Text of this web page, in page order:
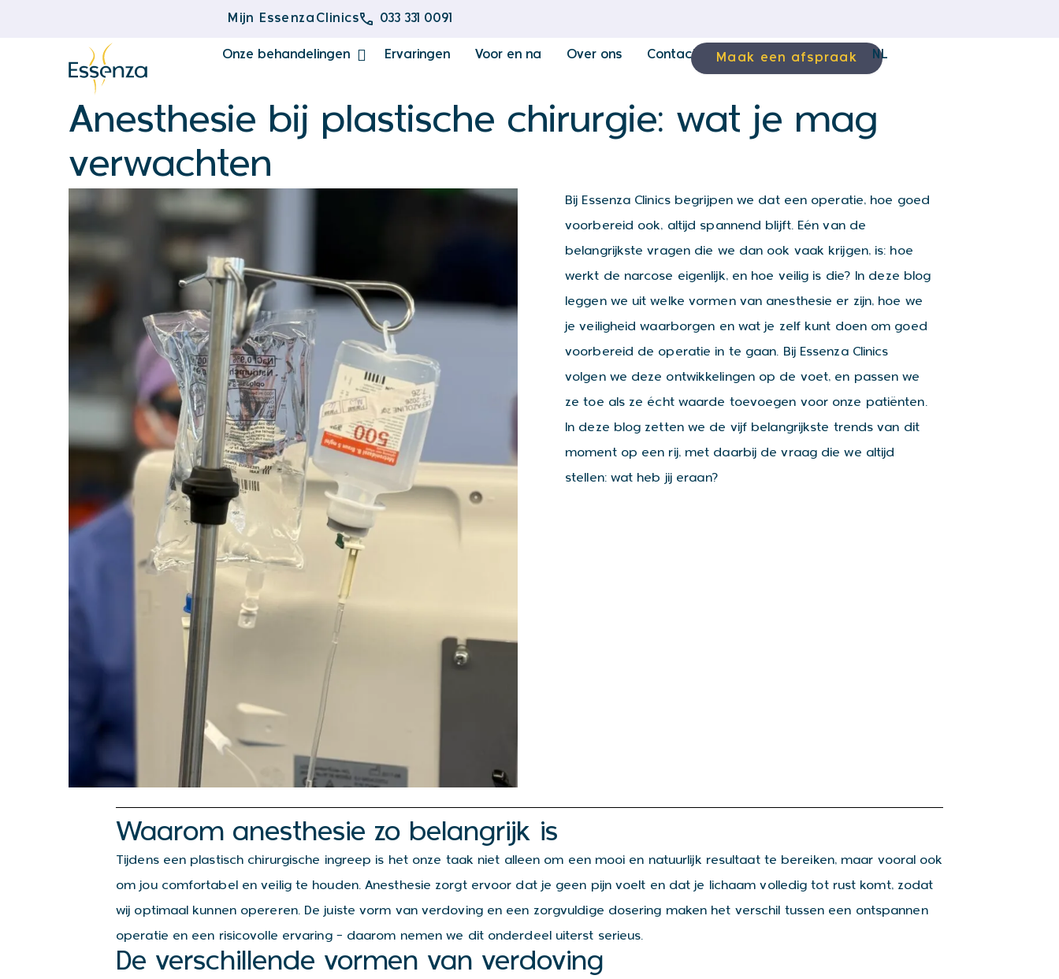
Mijn EssenzaClinics 033 331 0091
Onze behandelingen Ervaringen Voor en na Over ons Contact Maak een afspraak NL
Anesthesie bij plastische chirurgie: wat je mag
verwachten
Bij Essenza Clinics begrijpen we dat een operatie, hoe goed
voorbereid ook, altijd spannend blijft. Eén van de
belangrijkste vragen die we dan ook vaak krijgen, is: hoe
werkt de narcose eigenlijk, en hoe veilig is die? In deze blog
leggen we uit welke vormen van anesthesie er zijn, hoe we
je veiligheid waarborgen en wat je zelf kunt doen om goed
voorbereid de operatie in te gaan. Bij Essenza Clinics
volgen we deze ontwikkelingen op de voet, en passen we
ze toe als ze écht waarde toevoegen voor onze patiënten.
In deze blog zetten we de vijf belangrijkste trends van dit
moment op een rij, met daarbij de vraag die we altijd
stellen: wat heb jij eraan?
Waarom anesthesie zo belangrijk is
Tijdens een plastisch chirurgische ingreep is het onze taak niet alleen om een mooi en natuurlijk resultaat te bereiken, maar vooral ook
om jou comfortabel en veilig te houden. Anesthesie zorgt ervoor dat je geen pijn voelt en dat je lichaam volledig tot rust komt, zodat
wij optimaal kunnen opereren. De juiste vorm van verdoving en een zorgvuldige dosering maken het verschil tussen een ontspannen
operatie en een risicovolle ervaring — daarom nemen we dit onderdeel uiterst serieus.
De verschillende vormen van verdoving